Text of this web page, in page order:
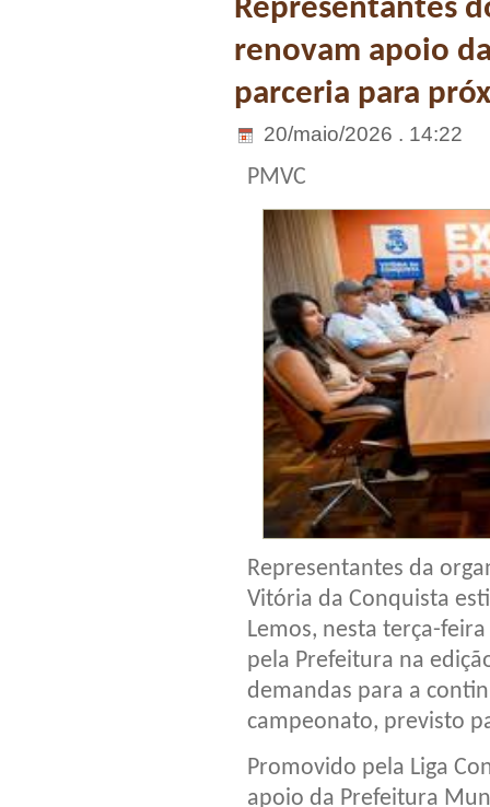
Representantes
renovam apoio
parceria para
20/maio/2026 . 14:22
PMVC
Representantes da
Vitória da Conquista
Lemos, nesta terça-
pela Prefeitura na
demandas para a
campeonato, previsto
Promovido pela Liga
apoio da Prefeitura